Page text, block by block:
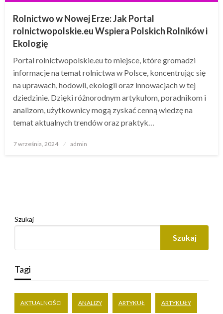
Rolnictwo w Nowej Erze: Jak Portal
rolnictwopolskie.eu Wspiera Polskich Rolników i
Ekologię
Portal rolnictwopolskie.eu to miejsce, które gromadzi
informacje na temat rolnictwa w Polsce, koncentrując się
na uprawach, hodowli, ekologii oraz innowacjach w tej
dziedzinie. Dzięki różnorodnym artykułom, poradnikom i
analizom, użytkownicy mogą zyskać cenną wiedzę na
temat aktualnych trendów oraz praktyk…
Opublikowane
7 września, 2024 admin
Szukaj
Szukaj
Tagi
AKTUALNOŚCI ANALIZY ARTYKUŁ ARTYKUŁY